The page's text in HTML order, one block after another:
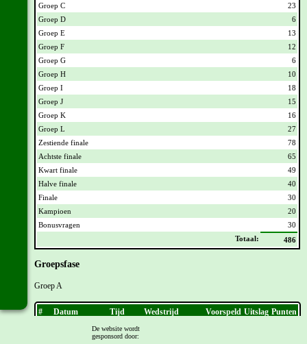
Groep C
23
Groep D
6
Groep E
13
Groep F
12
Groep G
6
Groep H
10
Groep I
18
Groep J
15
Groep K
16
Groep L
27
Zestiende finale
78
Achtste finale
65
Kwart finale
49
Halve finale
40
Finale
30
Kampioen
20
Bonusvragen
30
Totaal:
486
Groepsfase
Groep A
# Datum Tijd Wedstrijd Voorspeld Uitslag Punten
11 juni 2026 21:00 uur
De website wordt
gesponsord door: